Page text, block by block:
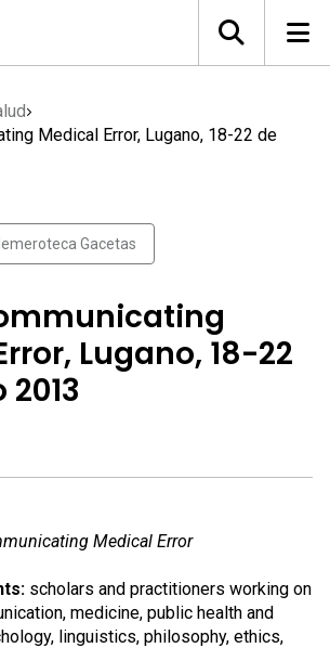
Medical Error, Lugano, 18-22 de
Gacetas
Lugano, 18-22
Medical Error
scholars and practitioners working on
medicine, public health and
linguistics, philosophy, ethics,